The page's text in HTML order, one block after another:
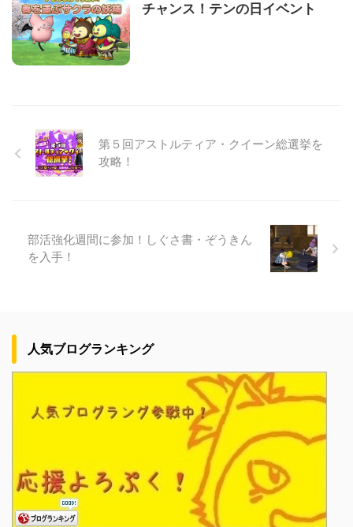
チャンス！テンの日イベント
第５回アストルティア・クイーン総選挙を
攻略！
部活強化週間に参加！しぐさ書・ぞうきん
を入手！
人気ブログランキング